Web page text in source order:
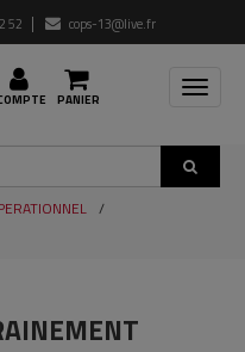
52 cops-13@live.fr
PANIER
Toggle